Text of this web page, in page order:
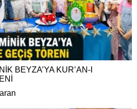
BEYZA’YA KUR’AN-I